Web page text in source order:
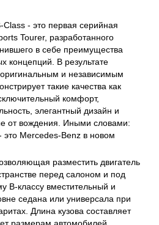
- это первая серийная
Tourer, разработанного
в себе преимущества
концепций. В результате
и независимым
такие качества как
комфорт,
элегантный дизайн и
от вождения. Иными словами:
Mercedes-Benz в новом
разместить двигатель
перед салоном и под
В-классу вместительный и
седана или универсала при
Длина кузова составляет